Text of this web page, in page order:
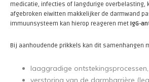
medicatie, infecties of langdurige overbelasting,
afgebroken eiwitten makkelijker de darmwand
immuunsysteem kan hierop reageren met IgG-
Bij aanhoudende prikkels kan dit samenhangen
laaggradige ontstekingsprocessen,